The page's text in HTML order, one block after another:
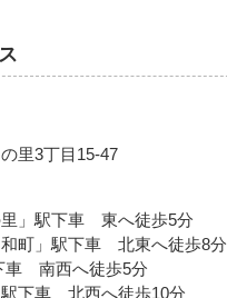
里3丁目15-47
」駅下車 東へ徒歩5分
町」駅下車 北東へ徒歩8分
車 南西へ徒歩5分
下車 北西へ徒歩10分